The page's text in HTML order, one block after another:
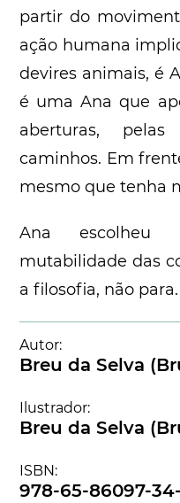
partir do
ação humana
devires animais, é
é uma Ana que
aberturas, pelas
caminhos. Em
mesmo que tenha
Ana escolheu
mutabilidade das
a filosofia, não para.
Autor:
Breu da Selva
Ilustrador:
Breu da Selva
ISBN:
978-65-86097-